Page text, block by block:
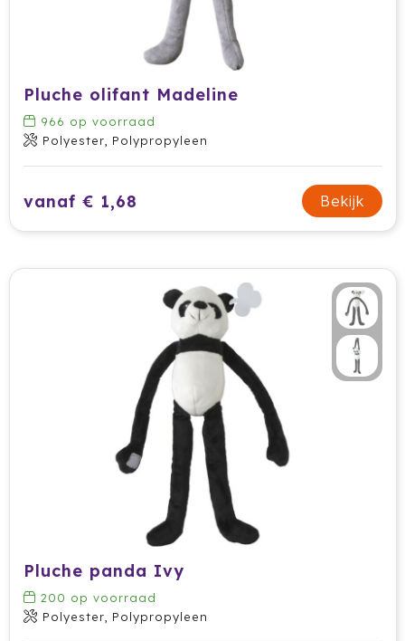
Pluche olifant Madeline
966 op voorraad
Polyester, Polypropyleen
vanaf € 1,68 Bekijk
Pluche panda Ivy
200 op voorraad
Polyester, Polypropyleen